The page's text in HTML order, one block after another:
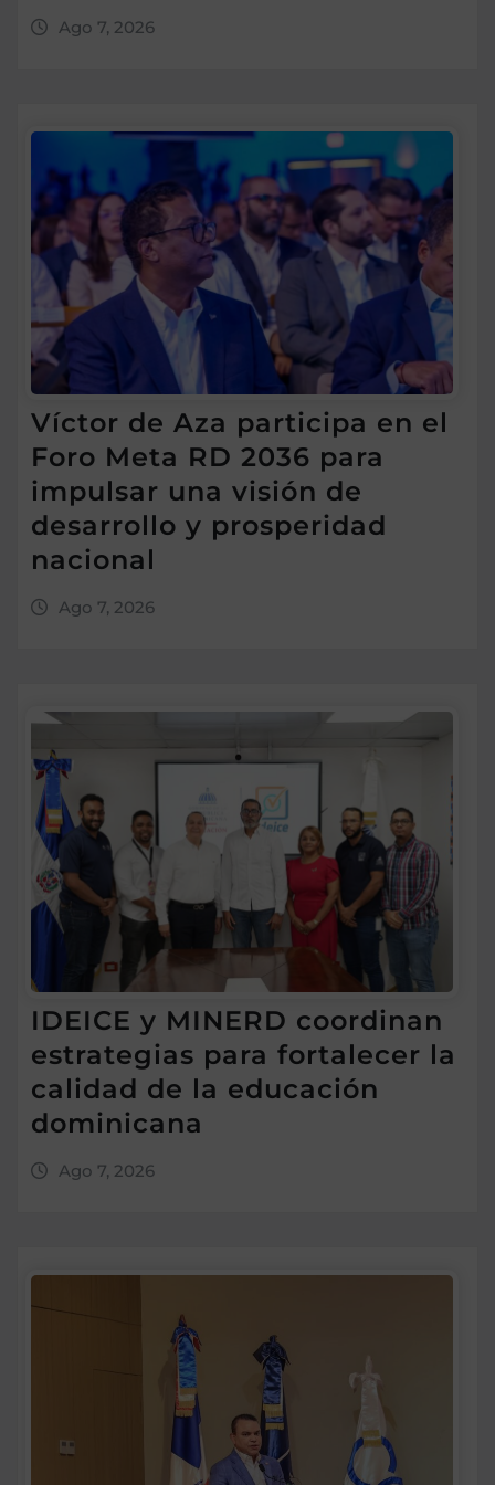
Ago 7, 2026
Víctor de Aza participa en el
Foro Meta RD 2036 para
impulsar una visión de
desarrollo y prosperidad
nacional
Ago 7, 2026
IDEICE y MINERD coordinan
estrategias para fortalecer la
calidad de la educación
dominicana
Ago 7, 2026